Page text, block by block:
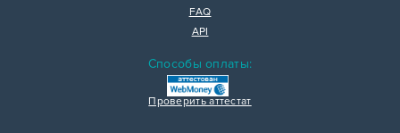
FAQ
API
Способы оплаты:
Проверить аттестат